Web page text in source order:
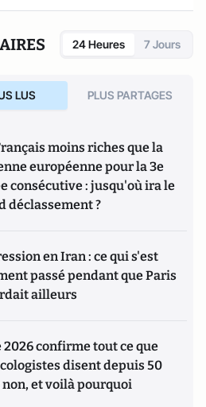
24 Heures 7 Jours
LUS PLUS PARTAGES
moins riches que la
européenne pour la 3e
consécutive : jusqu'où ira le
déclassement ?
en Iran : ce qui s'est
passé pendant que Paris
ailleurs
2026 confirme tout ce que
disent depuis 50
non, et voilà pourquoi